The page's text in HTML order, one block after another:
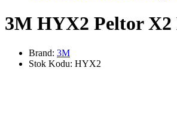
3M HYX2 Peltor
Brand: 3M
Stok Kodu: HYX2